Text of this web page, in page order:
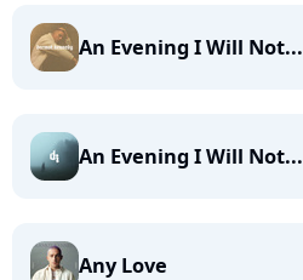
An Evening I Will Not...
An Evening I Will Not...
Any Love